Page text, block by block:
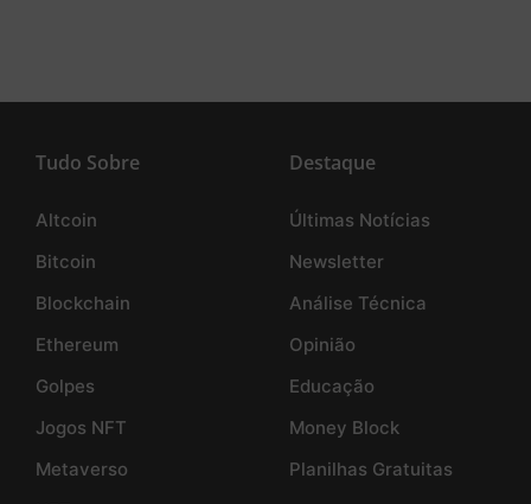
Tudo Sobre
Altcoin
Bitcoin
Blockchain
Ethereum
Golpes
Jogos NFT
Metaverso
Destaque
Últimas Notícias
Newsletter
Análise Técnica
Opinião
Educação
Money Block
Planilhas Gratuitas